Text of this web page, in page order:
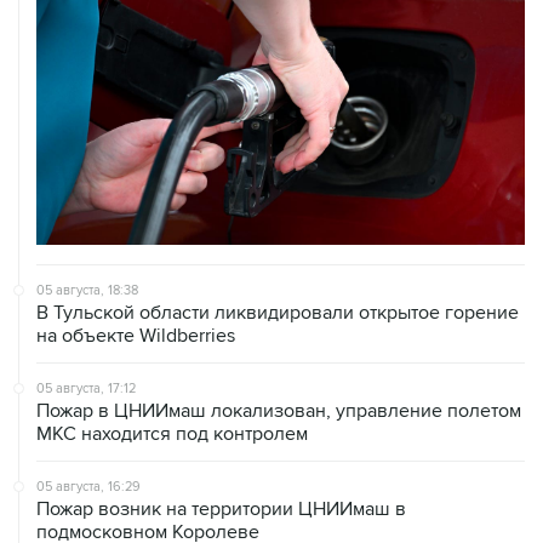
05 августа, 18:38
В Тульской области ликвидировали открытое горение
на объекте Wildberries
05 августа, 17:12
Пожар в ЦНИИмаш локализован, управление полетом
МКС находится под контролем
05 августа, 16:29
Пожар возник на территории ЦНИИмаш в
подмосковном Королеве